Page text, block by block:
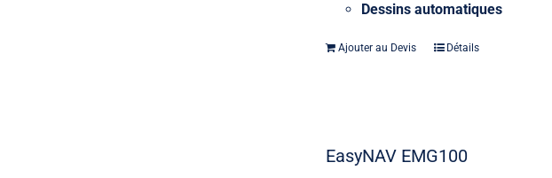
Dessins automatiques
Ajouter au Devis Détails
EasyNAV EMG100